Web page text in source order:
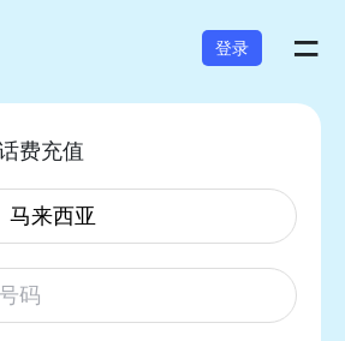
登录 =
费充值